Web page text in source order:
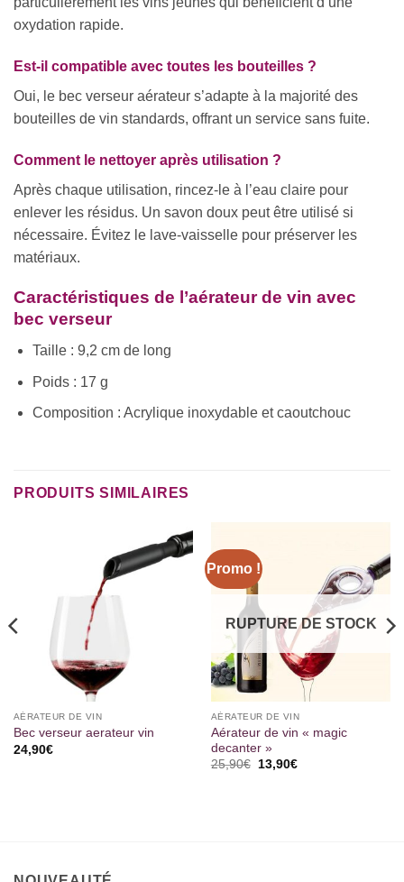
oxydation rapide.
Est-il compatible avec toutes les bouteilles ?
Oui, le bec verseur aérateur s’adapte à la majorité des
bouteilles de vin standards, offrant un service sans fuite.
Comment le nettoyer après utilisation ?
Après chaque utilisation, rincez-le à l’eau claire pour
enlever les résidus. Un savon doux peut être utilisé si
nécessaire. Évitez le lave-vaisselle pour préserver les
matériaux.
Caractéristiques de l’aérateur de vin avec
bec verseur
Taille : 9,2 cm de long
Poids : 17 g
Composition : Acrylique inoxydable et caoutchouc
PRODUITS SIMILAIRES
AÉRATEUR DE VIN
Bec verseur aerateur vin
24,90€
Promo !
RUPTURE DE STOCK
AÉRATEUR DE VIN
Aérateur de vin « magic
decanter »
25,90€
Le
13,90€Le